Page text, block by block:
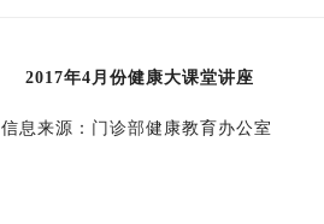
2017年4月份健康大课堂讲座
信息来源： 门诊部健康教育办公室